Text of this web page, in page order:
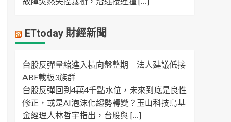
ETtoday 財經新聞
台股反彈量縮進入橫向盤整期 法人建議低接
ABF載板3族群
台股反彈回到4萬4千點水位，未來到底是良性
修正，或是AI泡沫化趨勢轉變？玉山科技島基
金經理人林哲宇指出，台股與 […]